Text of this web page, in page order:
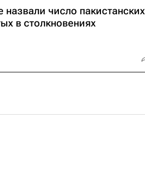
назвали число пакистанских
в столкновениях